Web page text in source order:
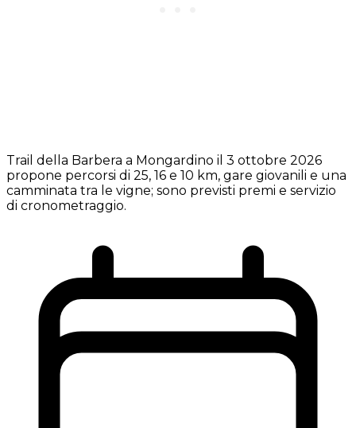
Trail della Barbera a Mongardino il 3 ottobre 2026
propone percorsi di 25, 16 e 10 km, gare giovanili e una
camminata tra le vigne; sono previsti premi e servizio
di cronometraggio.